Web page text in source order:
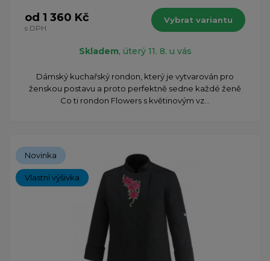
od 1 360 Kč
s DPH
Vybrat variantu
Skladem, úterý 11. 8. u vás
Dámský kuchařský rondon, který je vytvarován pro
ženskou postavu a proto perfektně sedne každé ženě
Co ti rondon Flowers s květinovým vz...
Novinka
Vlastní výšivka